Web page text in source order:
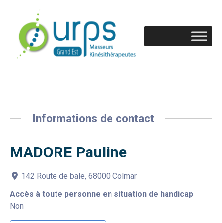
Informations de contact
MADORE Pauline
142 Route de bale, 68000 Colmar
Accès à toute personne en situation de handicap
Non